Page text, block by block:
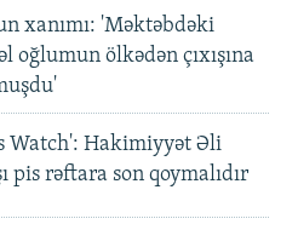
xanımı: 'Məktəbdəki
oğlumun ölkədən çıxışına
Watch': Hakimiyyət Əli
pis rəftara son qoymalıdır